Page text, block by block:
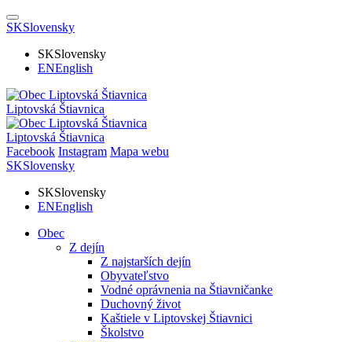
SKSlovensky
SKSlovensky
ENEnglish
Liptovská Štiavnica
Liptovská Štiavnica
Facebook Instagram Mapa webu
SKSlovensky
SKSlovensky
ENEnglish
Obec
Z dejín
Z najstarších dejín
Obyvateľstvo
Vodné oprávnenia na Štiavničanke
Duchovný život
Kaštiele v Liptovskej Štiavnici
Školstvo